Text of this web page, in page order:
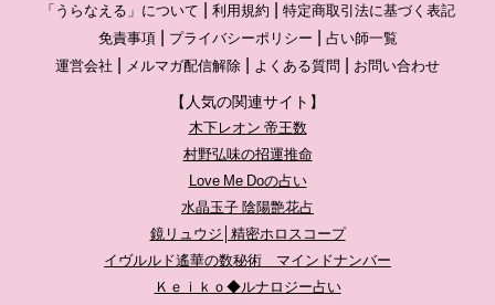
「うらなえる」について 利用規約
特定商取引法に基づく表記
免責事項
プライバシーポリシー
占い師一覧
運営会社
メルマガ配信解除 よくある質問 お問い合わせ
【人気の関連サイト】
木下レオン 帝王数
村野弘味の招運推命
Love Me Doの占い
水晶玉子 陰陽艶花占
鏡リュウジ│精密ホロスコープ
イヴルルド遙華の数秘術 マインドナンバー
Ｋｅｉｋｏ◆ルナロジー占い